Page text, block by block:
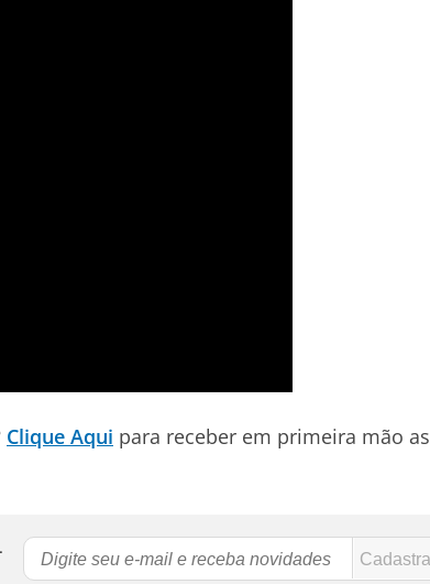
Clique Aqui para receber em primeira mão as